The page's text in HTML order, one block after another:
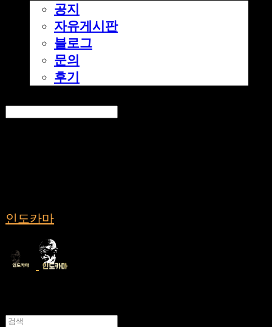
공지
자유게시판
블로그
문의
후기
인도카마